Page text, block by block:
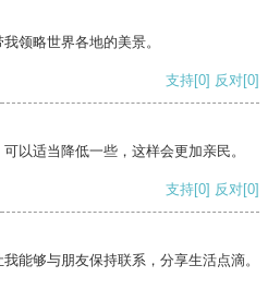
领略世界各地的美景。
支持[0] 反对[0]
以适当降低一些，这样会更加亲民。
支持[0] 反对[0]
能够与朋友保持联系，分享生活点滴。